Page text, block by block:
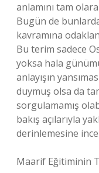
anlamını tam
Bugün de
kavramına
Bu terim sadece
yoksa hala
anlayışın
duymuş olsa da
sorgulamamış
bakış açılarıyla
derinlemesine
Maarif Eğitiminin